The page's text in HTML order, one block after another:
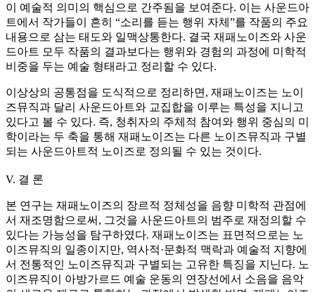
이 예술적 의미의 핵심으로 간주됨을 보여준다. 이는 사운드아
트에서 작가들이 흔히 “소리를 듣는 행위 자체”를 작품의 주요
내용으로 삼는 태도와 일맥상통한다. 결국 재패노이즈와 사운
드아트 모두 작품의 결과보다는 행위와 경험의 과정에 미학적
비중을 두는 예술 형태라고 정리할 수 있다.
이상상의 공통점을 도식적으로 정리하면, 재패노이즈는 노이
즈뮤직과 달리 사운드아트와 교집합을 이루는 특성을 지니고
있다고 볼 수 있다. 즉, 청취자의 주체적 참여와 행위 중심의 미
학이라는 두 축을 통해 재패노이즈는 다른 노이즈뮤직과 구별
되는 사운드아트적 노이즈로 정의될 수 있는 것이다.
V. 결 론
본 연구는 재패노이즈의 장르적 정체성을 음향 미학적 관점에
서 재조명함으로써, 그것을 사운드아트의 범주로 재정의할 수
있다는 가능성을 탐구하였다. 재패노이즈는 표면적으로는 노
이즈뮤직의 일종이지만, 역사적·문화적 맥락과 예술적 지향에
서 전통적인 노이즈뮤직과 구별되는 고유한 특징을 지닌다. 노
이즈뮤직이 아방가르드 예술 운동의 연장선에서 소음을 음악